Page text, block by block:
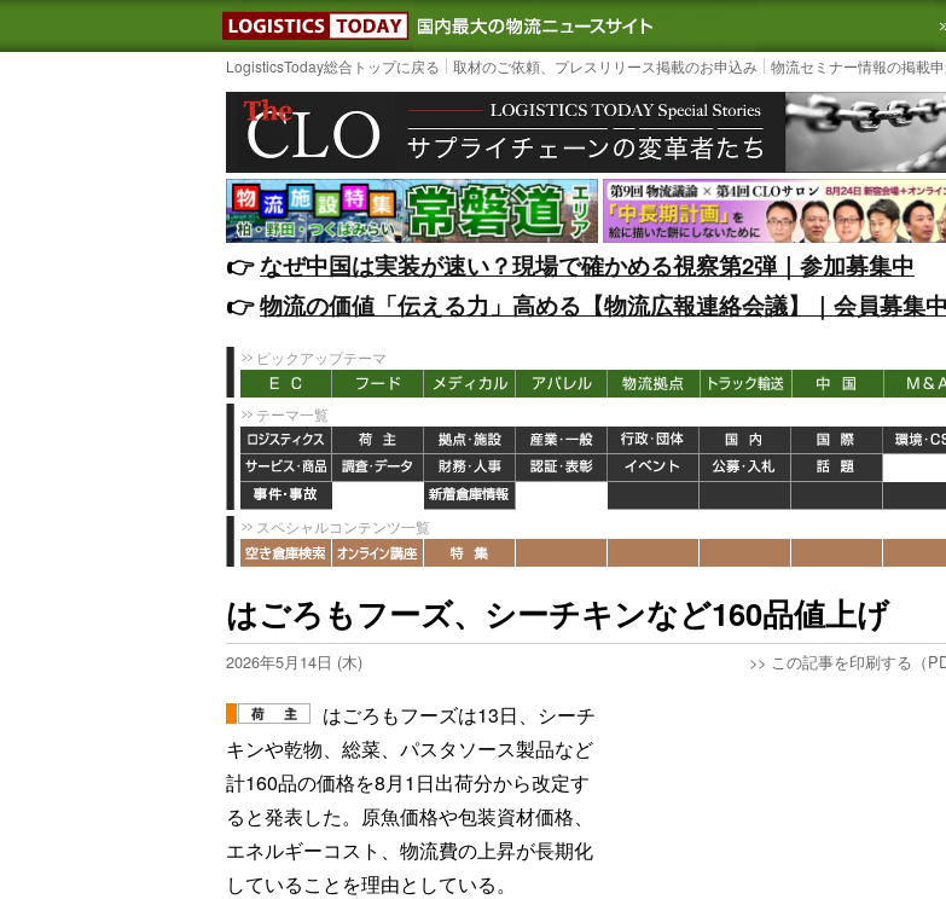
LOGISTICS TODAY｜国内最大の物流ニュースサイト
3PL, SCMなど国内
LogisticsToday総合トップに戻る 取材のご依頼、プレスリリース掲載のお申込み 物流セミナー情報の掲載
👉️なぜ中国は実装が速い？現場で確かめる視察第2弾｜参加募集中
👉️物流の価値「伝える力」高める【物流広報連絡会議】｜会員募集中
ピックアップテーマ
テーマ一覧
スペシャルコンテンツ一覧
はごろもフーズ、シーチキンなど160品値上げ
2026年5月14日 (木) >> この記事を印刷する（
はごろもフーズは13日、シーチ
キンや乾物、総菜、パスタソース製品など
計160品の価格を8月1日出荷分から改定す
ると発表した。原魚価格や包装資材価格、
エネルギーコスト、物流費の上昇が長期化
していることを理由としている。